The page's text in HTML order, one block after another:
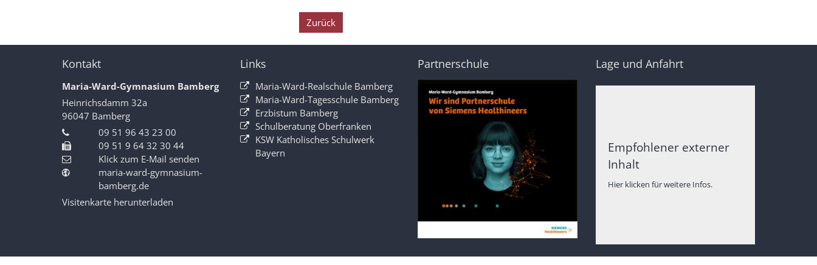
Zurück
Kontakt
Maria-Ward-Gymnasium Bamberg
Heinrichsdamm 32a
96047 Bamberg
09 51 96 43 23 00
09 51 9 64 32 30 44
Klick zum E-Mail senden
maria-ward-gymnasium-
bamberg.de
Visitenkarte herunterladen
Links
Maria-Ward-Realschule Bamberg
Maria-Ward-Tagesschule Bamberg
Erzbistum Bamberg
Schulberatung Oberfranken
KSW Katholisches Schulwerk
Bayern
Partnerschule Lage und Anfahrt
Empfohlener externer
Inhalt
Hier klicken für weitere Infos.